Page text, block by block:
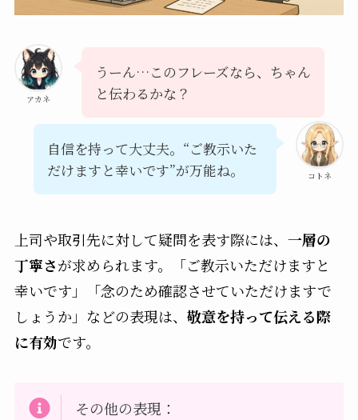
アカネ
うーん…このフレーズなら、ちゃん
と伝わるかな？
コトネ
自信を持って大丈夫。“ご教示いた
だけますと幸いです”が万能ね。
上司や取引先に対して疑問を表す際には、 一層の
丁寧さが求められます。「ご教示いただけますと
幸いです」「念のため確認させていただけますで
しょうか」などの表現は、 敬意を持って伝える際
に有効です。
その他の表現：